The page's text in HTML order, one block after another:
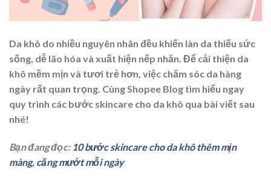
Da khô do nhiều nguyên nhân đều khiến làn da thiếu sức
sống, dễ lão hóa và xuất hiện nếp nhăn. Để cải thiện da
khô mềm mịn và tươi trẻ hơn, việc chăm sóc da hàng
ngày rất quan trọng. Cùng Shopee Blog tìm hiểu ngay
quy trình các bước skincare cho da khô qua bài viết sau
nhé!
Bạn đang đọc: 10 bước skincare cho da khô thêm mịn
màng, căng mướt mỗi ngày